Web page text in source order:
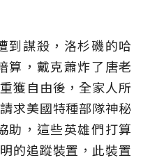
到謀殺，洛杉磯的哈
算，戴克蕭炸了唐老
獲自由後，全家人所
求美國特種部隊神秘
助，這些英雄們打算
的追蹤裝置，此裝置